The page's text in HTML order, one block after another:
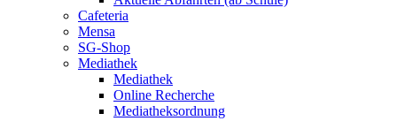
Cafeteria
Mensa
SG-Shop
Mediathek
Mediathek
Online Recherche
Mediatheksordnung